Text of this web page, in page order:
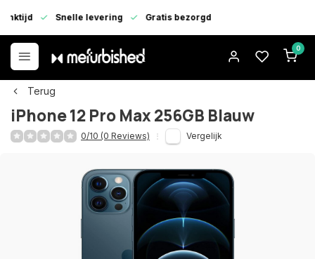
Snelle levering Gratis bezorgd
0
Terug
iPhone 12 Pro Max 256GB Blauw
0/10 (0 Reviews) Vergelijk